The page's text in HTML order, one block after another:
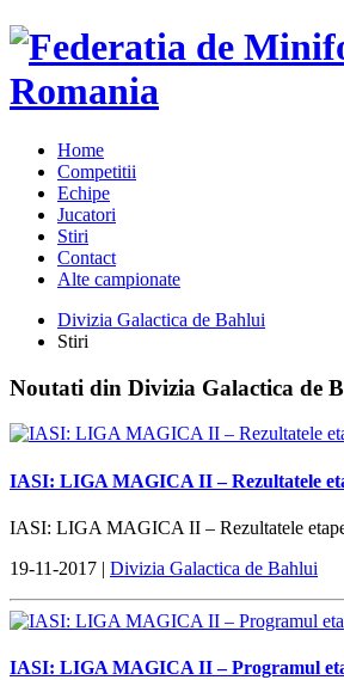
Home
Competitii
Echipe
Jucatori
Stiri
Contact
Alte campionate
Divizia Galactica de Bahlui
Stiri
Noutati din Divizia Galactica de
IASI: LIGA MAGICA II – Rezultatele
IASI: LIGA MAGICA II – Rezultatele
19-11-2017 | Divizia Galactica de Bahlui
IASI: LIGA MAGICA II – Programul